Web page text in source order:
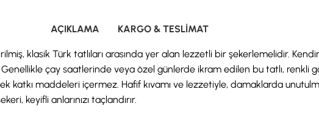
AÇIKLAMA KARGO & TESLIMAT
klasik Türk tatlıları arasında yer alan lezzetli bir şekerlemelidir.
çay saatlerinde veya özel günlerde ikram edilen bu tatlı,
katkı maddeleri içermez. Hafif kıvamı ve lezzetiyle, damaklarda
keyifli anlarınızı taçlandırır.